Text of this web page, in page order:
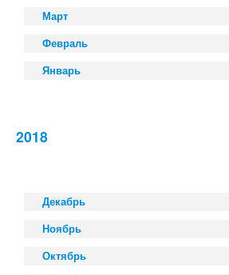
Март
Февраль
Январь
2018
Декабрь
Ноябрь
Октябрь